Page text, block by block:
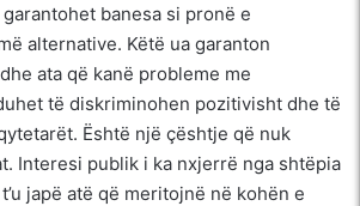
banesa si pronë e
alternative. Këtë ua garanton
ata që kanë probleme me
të diskriminohen pozitivisht dhe të
Është një çështje që nuk
Interesi publik i ka nxjerrë nga shtëpia
japë atë që meritojnë në kohën e